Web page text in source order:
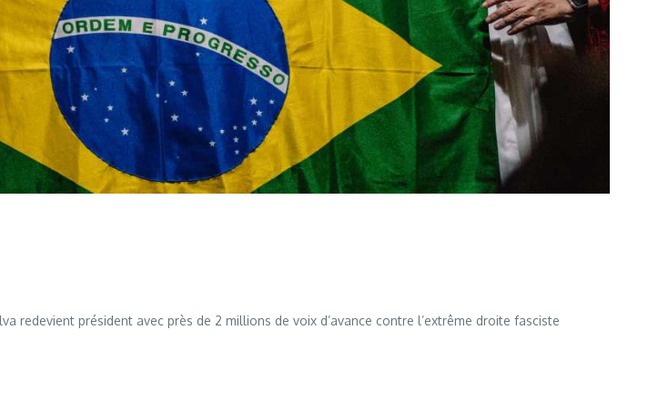
redevient président avec près de 2 millions de voix d’avance contre l’extrême droite fasciste